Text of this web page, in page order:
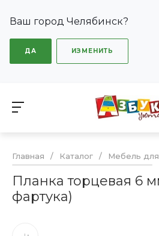
Ваш город Челябинск?
ДА ИЗМЕНИТЬ
Главная / Каталог / Мебель для
Планка торцевая 6
фартука)